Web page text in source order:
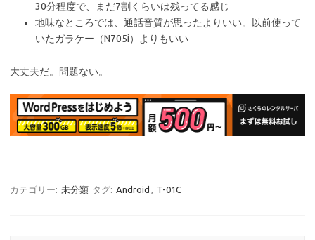
30分程度で、まだ7割くらいは残ってる感じ
地味なところでは、通話音質が思ったよりいい。以前使って
いたガラケー（N705i）よりもいい
大丈夫だ。問題ない。
カテゴリー: 未分類 タグ: Android , T-01C